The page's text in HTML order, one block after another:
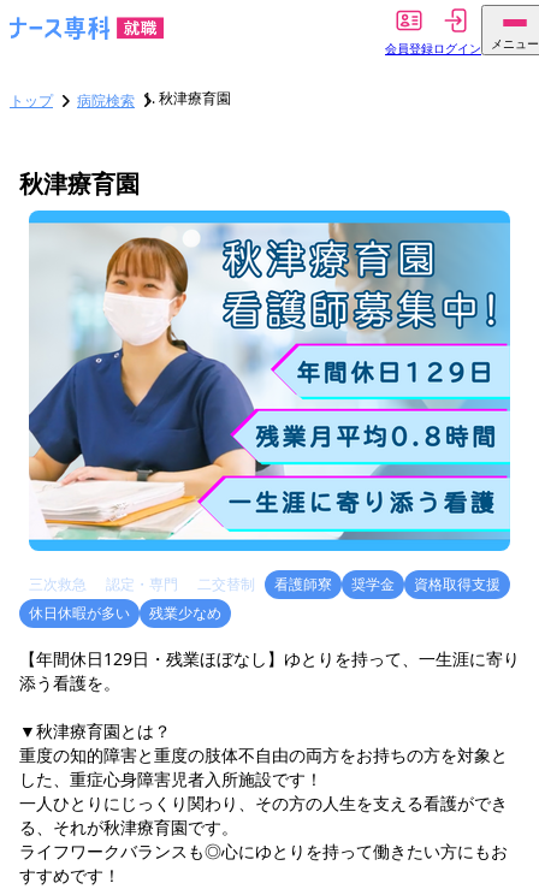
会員登録ログイン メニュー
トップ 病院検索 秋津療育園
秋津療育園
三次救急 認定・専門 二交替制 看護師寮 奨学金
資格取得支援
休日休暇が多い
残業少なめ
【年間休日129日・残業ほぼなし】ゆとりを持って、一生涯に寄り
添う看護を。
▼秋津療育園とは？
重度の知的障害と重度の肢体不自由の両方をお持ちの方を対象と
した、重症心身障害児者入所施設です！
一人ひとりにじっくり関わり、その方の人生を支える看護ができ
る、それが秋津療育園です。
ライフワークバランスも◎心にゆとりを持って働きたい方にもお
すすめです！